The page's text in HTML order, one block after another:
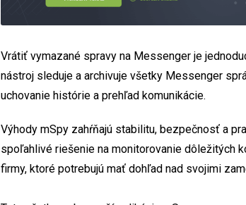
Vrátiť vymazané spravy na Messenger je
nástroj sleduje a archivuje všetky Messenger
uchovanie histórie a prehľad komunikácie.
Výhody mSpy zahŕňajú stabilitu, bezpečnosť a
spoľahlivé riešenie na monitorovanie dôležitých
firmy, ktoré potrebujú mať dohľad nad svojimi